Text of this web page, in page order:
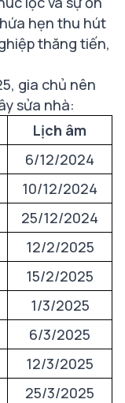
hẹn thu hút
thăng tiến,
gia chủ nên
sửa nhà:
Lịch âm
6/12/2024
10/12/2024
25/12/2024
12/2/2025
15/2/2025
1/3/2025
6/3/2025
12/3/2025
25/3/2025